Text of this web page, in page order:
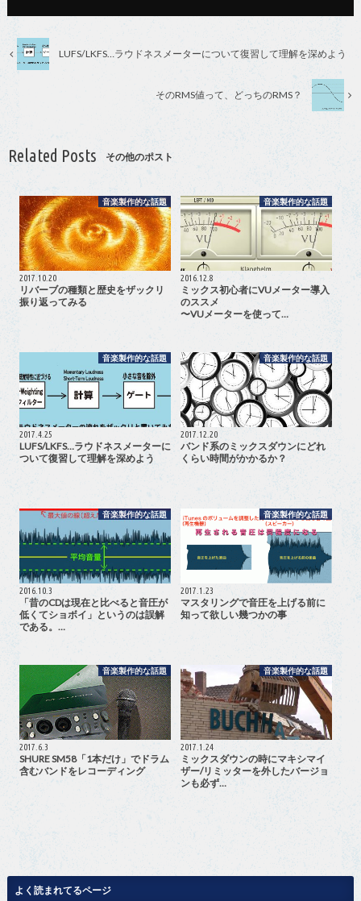
LUFS/LKFS…ラウドネスメーターについて復習して理解を深めよう
そのRMS値って、どっちのRMS？
Related Posts その他のポスト
音楽製作的な話題
2017.10.20
リバーブの種類と歴史をザックリ
振り返ってみる
音楽製作的な話題
2016.12.8
ミックス初心者にVUメーター導入
のススメ
〜VUメーターを使って…
音楽製作的な話題
2017.4.25
LUFS/LKFS…ラウドネスメーターに
ついて復習して理解を深めよう
音楽製作的な話題
2017.12.20
バンド系のミックスダウンにどれ
くらい時間がかかるか？
音楽製作的な話題
2016.10.3
「昔のCDは現在と比べると音圧が
低くてショボイ」というのは誤解
である。…
音楽製作的な話題
2017.1.23
マスタリングで音圧を上げる前に
知って欲しい幾つかの事
音楽製作的な話題
2017.6.3
SHURE SM58「1本だけ」でドラム
含むバンドをレコーディング
音楽製作的な話題
2017.1.24
ミックスダウンの時にマキシマイ
ザー/リミッターを外したバージョ
ンも必ず…
よく読まれてるページ